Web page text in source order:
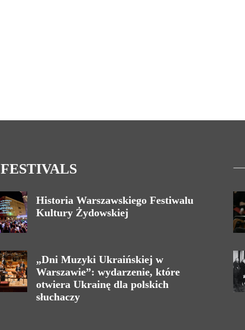
FESTIVALS
Historia Warszawskiego Festiwalu
Kultury Żydowskiej
„Dni Muzyki Ukraińskiej w
Warszawie”: wydarzenie, które
otwiera Ukrainę dla polskich
słuchaczy